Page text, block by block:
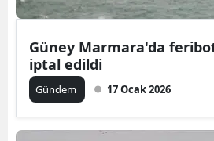
Güney Marmara'da
iptal edildi
Gündem 17 Ocak 2026